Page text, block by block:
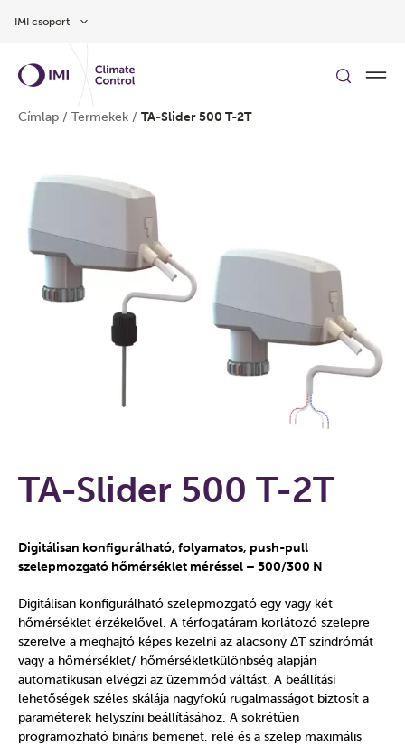
IMI csoport
Címlap / Termekek / TA-Slider 500 T-2T
TA-Slider 500 T-2T
Digitálisan konfigurálható, folyamatos, push-pull
szelepmozgató hőmérséklet méréssel – 500/300 N
Digitálisan konfigurálható szelepmozgató egy vagy két
hőmérséklet érzékelővel. A térfogatáram korlátozó szelepre
szerelve a meghajtó képes kezelni az alacsony ΔT szindrómát
vagy a hőmérséklet/ hőmérsékletkülönbség alapján
automatikusan elvégzi az üzemmód váltást. A beállítási
lehetőségek széles skálája nagyfokú rugalmasságot biztosít a
paraméterek helyszíni beállításához. A sokrétűen
programozható bináris bemenet, relé és a szelep maximális